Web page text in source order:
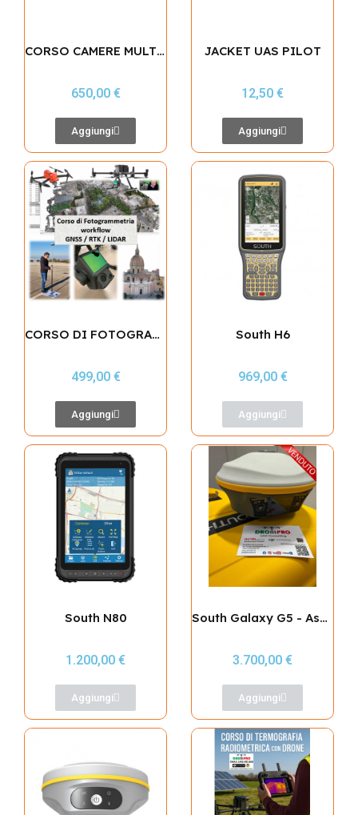
CORSO CAMERE MULTISPETTRALI - WORKFLOW AGRICOLTURA DI PRECISIONE
650,00 €
Aggiungi
JACKET UAS PILOT
12,50 €
Aggiungi
CORSO DI FOTOGRAMMETRIA Workflow GNSS, RTK, PPK e LIDAR
499,00 €
Aggiungi
South H6
969,00 €
Aggiungi
South N80
1.200,00 €
Aggiungi
South Galaxy G5 - Assistenza Italia - USATO SICURO
3.700,00 €
Aggiungi